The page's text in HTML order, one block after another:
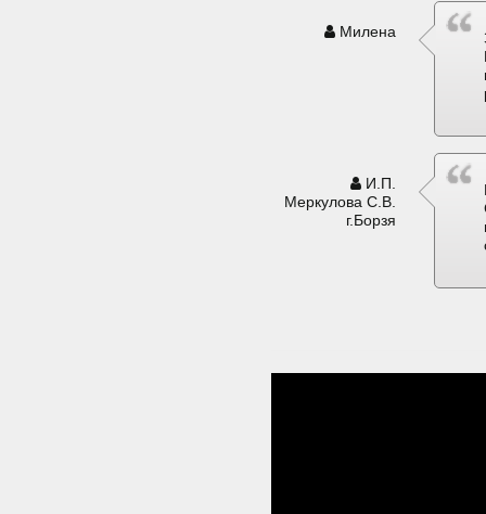
Милена
И.П.
Меркулова С.В.
г.Борзя